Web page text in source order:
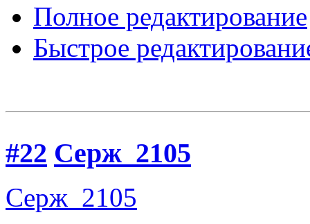
Полное редактирование
Быстрое
#22 Серж_2105
Серж_2105